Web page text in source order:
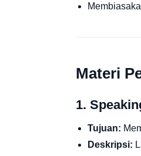
Materi
1.
Tujuan:
Deskripsi: